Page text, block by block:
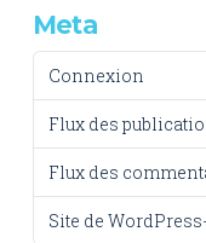
Meta
Connexion
Flux des
Flux des
Site de